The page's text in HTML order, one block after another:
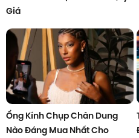
Giá
Ống Kính Chụp Chân Dung
Nào Đáng Mua Nhất Cho